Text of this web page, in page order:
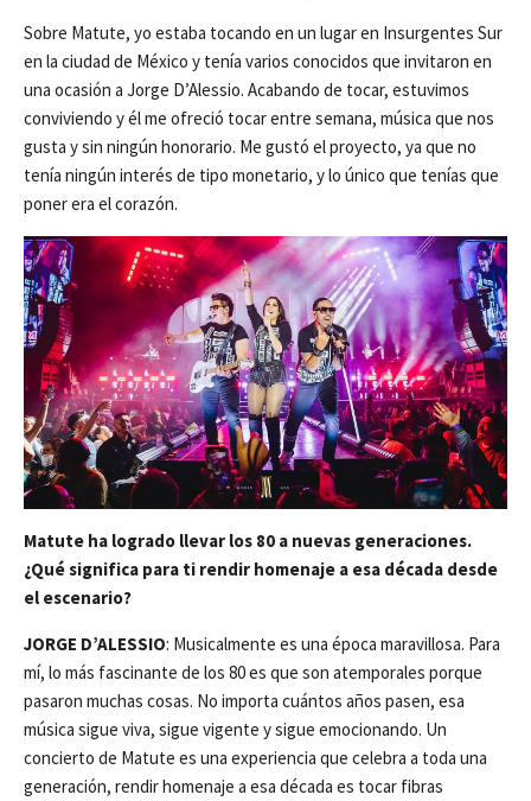
Sobre Matute, yo estaba tocando en un lugar en Insurgentes Sur
en la ciudad de México y tenía varios conocidos que invitaron en
una ocasión a Jorge D’Alessio. Acabando de tocar, estuvimos
conviviendo y él me ofreció tocar entre semana, música que nos
gusta y sin ningún honorario. Me gustó el proyecto, ya que no
tenía ningún interés de tipo monetario, y lo único que tenías que
poner era el corazón.
Matute ha logrado llevar los 80 a nuevas generaciones.
¿Qué significa para ti rendir homenaje a esa década desde
el escenario?
JORGE D’ALESSIO: Musicalmente es una época maravillosa. Para
mí, lo más fascinante de los 80 es que son atemporales porque
pasaron muchas cosas. No importa cuántos años pasen, esa
música sigue viva, sigue vigente y sigue emocionando. Un
concierto de Matute es una experiencia que celebra a toda una
generación, rendir homenaje a esa década es tocar fibras